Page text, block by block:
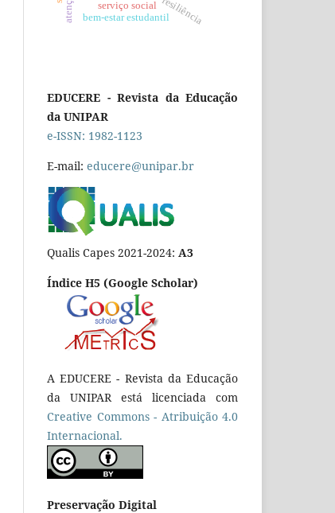
serviço social
bem-estar estudantilresiliência
EDUCERE - Revista da Educação
da UNIPAR
e-ISSN: 1982-1123
E-mail: educere@unipar.br
Qualis Capes 2021-2024: A3
Índice H5 (Google Scholar)
A EDUCERE - Revista da Educação
da UNIPAR está licenciada com
Creative Commons - Atribuição 4.0
Internacional.
Preservação Digital